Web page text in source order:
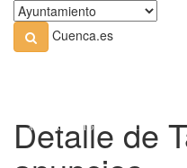
Cuenca.es
Detalle de